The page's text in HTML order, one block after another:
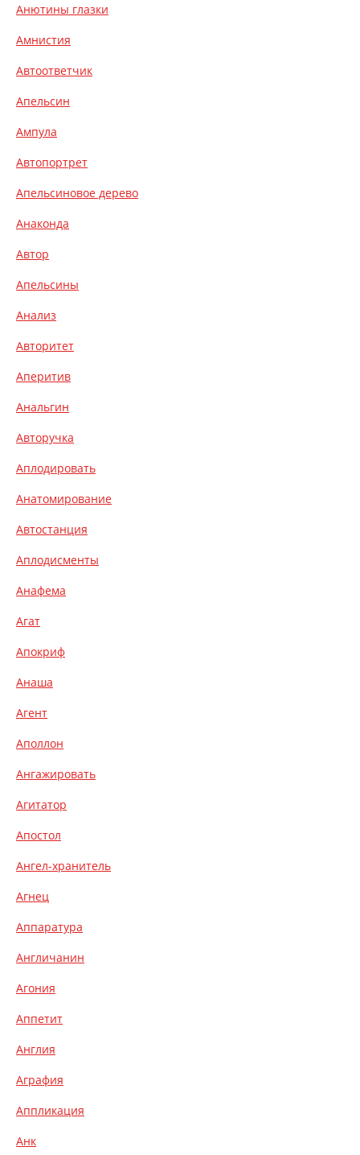
Анютины глазки
Амнистия
Автоответчик
Апельсин
Ампула
Автопортрет
Апельсиновое дерево
Анаконда
Автор
Апельсины
Анализ
Авторитет
Аперитив
Анальгин
Авторучка
Аплодировать
Анатомирование
Автостанция
Аплодисменты
Анафема
Агат
Апокриф
Анаша
Агент
Аполлон
Ангажировать
Агитатор
Апостол
Ангел-хранитель
Агнец
Аппаратура
Англичанин
Агония
Аппетит
Англия
Аграфия
Аппликация
Анк